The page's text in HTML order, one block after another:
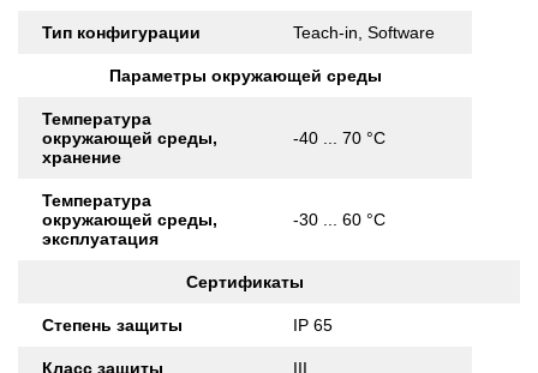
Тип конфигурации Teach-in, Software
Параметры окружающей среды
Температура
окружающей среды,
хранение
-40 ... 70 °C
Температура
окружающей среды,
эксплуатация
-30 ... 60 °C
Сертификаты
Степень защиты IP 65
Класс защиты III